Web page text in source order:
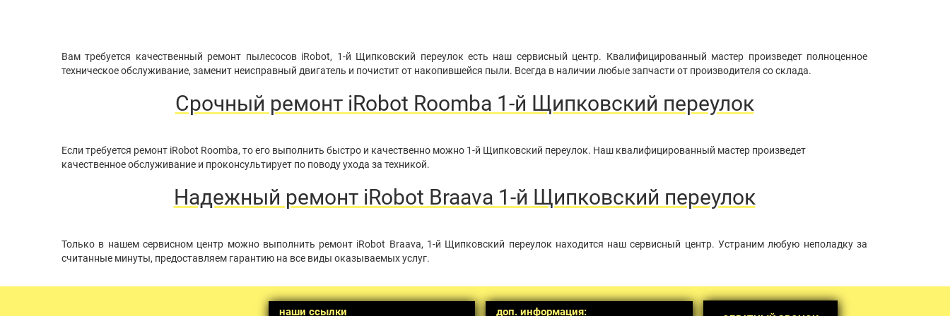
Вам требуется качественный ремонт пылесосов iRobot, 1-й Щипковский переулок есть наш сервисный центр. Квалифицированный мастер произведет полноценное
техническое обслуживание, заменит неисправный двигатель и почистит от накопившейся пыли. Всегда в наличии любые запчасти от производителя со склада.
Срочный ремонт iRobot Roomba 1-й Щипковский переулок
Если требуется ремонт iRobot Roomba, то его выполнить быстро и качественно можно 1-й Щипковский переулок. Наш квалифицированный мастер произведет
качественное обслуживание и проконсультирует по поводу ухода за техникой.
Надежный ремонт iRobot Braava 1-й Щипковский переулок
Только в нашем сервисном центр можно выполнить ремонт iRobot Braava, 1-й Щипковский переулок находится наш сервисный центр. Устраним любую неполадку за
считанные минуты, предоставляем гарантию на все виды оказываемых услуг.
наши ссылки доп. информация: